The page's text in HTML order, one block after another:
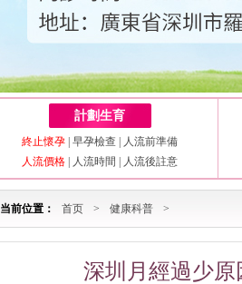
計劃生育
終止懷孕 早孕檢查
人流前準備
人流價格
人流時間 人流後註意
当前位置： 首页 > 健康科普 >
深圳月經過少